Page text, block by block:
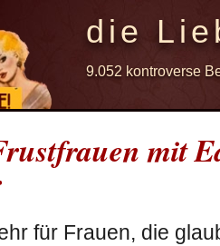
die
9.052 kontroverse
mit
für Frauen, die